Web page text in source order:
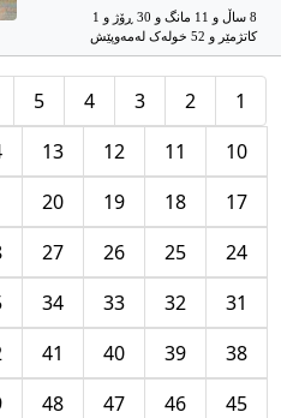
8 ساڵ و 11 مانگ و 30 ڕۆژ و 1
کاتژمێر و 52 خوله‌ک له‌مه‌وپێش‌
1
2
3
4
5
10
11
12
13
17
18
19
20
24
25
26
27
31
32
33
34
38
39
40
41
45
46
47
48